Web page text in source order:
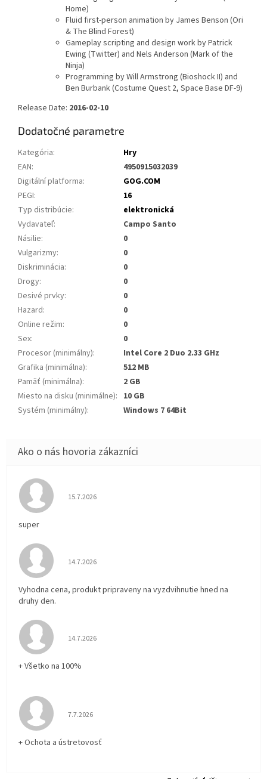
Home)
Fluid first-person animation by James Benson (Ori
& The Blind Forest)
Gameplay scripting and design work by Patrick
Ewing (Twitter) and Nels Anderson (Mark of the
Ninja)
Programming by Will Armstrong (Bioshock II) and
Ben Burbank (Costume Quest 2, Space Base DF-9)
Release Date: 2016-02-10
Dodatočné parametre
Kategória:
Hry
EAN:
4950915032039
Digitální platforma:
GOG.COM
PEGI:
16
Typ distribúcie:
elektronická
Vydavateľ:
Campo Santo
Násilie:
0
Vulgarizmy:
0
Diskriminácia:
0
Drogy:
0
Desivé prvky:
0
Hazard:
0
Online režim:
0
Sex:
0
Procesor (minimálny):
Intel Core 2 Duo 2.33 GHz
Grafika (minimálna):
512 MB
Pamäť (minimálna):
2 GB
Miesto na disku (minimálne): 10 GB
Systém (minimálny): Windows 7 64Bit
Hodnotenie obchodu je 5 z 5 hviezdičiek.
15.7.2026
super
Hodnotenie obchodu je 5 z 5 hviezdičiek.
14.7.2026
Vyhodna cena, produkt pripraveny na vyzdvihnutie hned na
druhy den.
Hodnotenie obchodu je 5 z 5 hviezdičiek.
14.7.2026
+ Všetko na 100%
Hodnotenie obchodu je 5 z 5 hviezdičiek.
7.7.2026
+ Ochota a ústretovosť